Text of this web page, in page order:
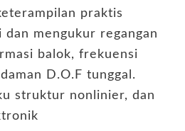
praktis
dan mengukur regangan
balok, frekuensi
D.O.F tunggal.
struktur nonlinier, dan